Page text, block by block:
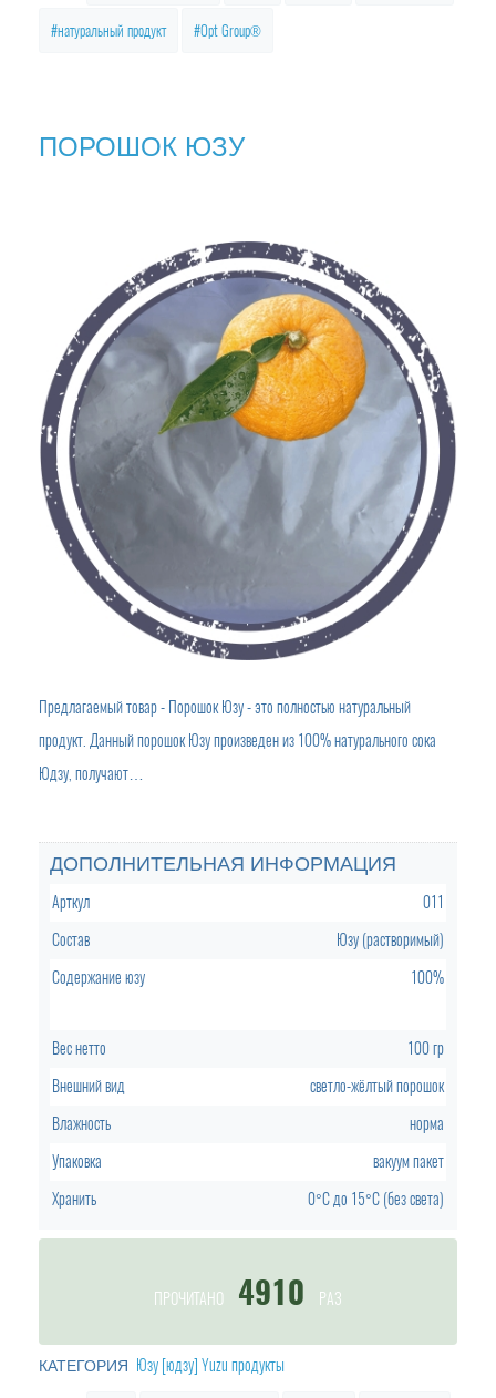
натуральный продукт Opt Group®
ПОРОШОК ЮЗУ
Предлагаемый товар - Порошок Юзу - это полностью натуральный
продукт. Данный порошок Юзу произведен из 100% натурального сока
Юдзу, получают…
ДОПОЛНИТЕЛЬНАЯ ИНФОРМАЦИЯ
Арткул
011
Состав
Юзу (растворимый)
Содержание юзу
100%
Вес нетто
100 гр
Внешний вид
светло-жёлтый порошок
Влажность
норма
Упаковка
вакуум пакет
Хранить
0°C до 15°C (без света)
ПРОЧИТАНО 4910 РАЗ
КАТЕГОРИЯ Юзу [юдзу] Yuzu продукты